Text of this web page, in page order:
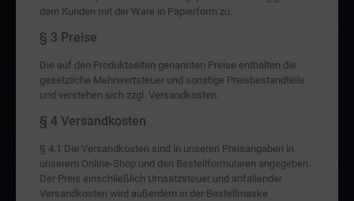
dem Kunden mit der Ware in Papierform zu.
§ 3 Preise
Die auf den Produktseiten genannten Preise enthalten die
gesetzliche Mehrwertsteuer und sonstige Preisbestandteile
und verstehen sich zzgl. Versandkosten.
§ 4 Versandkosten
§ 4.1 Die Versandkosten sind in unseren Preisangaben in
unserem Online-Shop und den Bestellformularen angegeben.
Der Preis einschließlich Umsatzsteuer und anfallender
Versandkosten wird außerdem in der Bestellmaske